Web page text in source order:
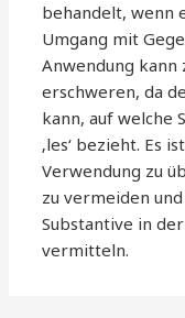
behandelt, wenn
Umgang mit
Anwendung kann
erschweren, da
kann, auf welche
‚les‘ bezieht. Es
Verwendung zu
zu vermeiden
Substantive in
vermitteln.